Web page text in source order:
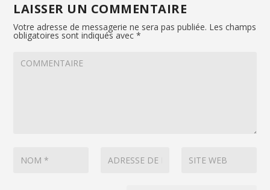
LAISSER UN COMMENTAIRE
Votre adresse de messagerie ne sera pas publiée. Les champs
obligatoires sont indiqués avec*